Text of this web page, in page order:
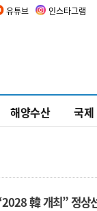
유튜브 인스타그램
해양수산 국제
韓 개최” 정상